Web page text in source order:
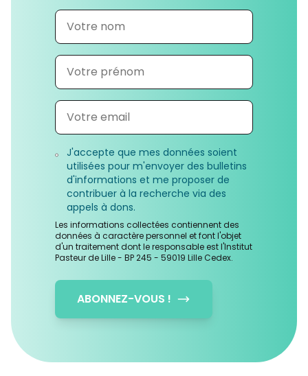
J'accepte que mes données soient
utilisées pour m'envoyer des bulletins
d'informations et me proposer de
contribuer à la recherche via des
appels à dons.
Les informations collectées contiennent des
données à caractère personnel et font l'objet
d'un traitement dont le responsable est l'Institut
Pasteur de Lille - BP 245 - 59019 Lille Cedex.
ABONNEZ-VOUS !